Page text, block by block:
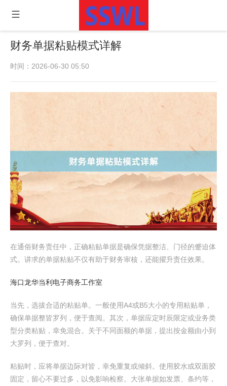
财务单据粘贴模式详解
时间：2026-06-30 05:50
在通俗财务责任中，正确粘贴单据是确保凭据整洁、门径的蹙迫体
式。讲求的单据粘贴不仅有助于财务审核，还能擢升责任效果。
海口龙华当利电子商务工作室
当先，选拔合适的粘贴单。一般使用A4或B5大小的专用粘贴单，
确保单据整皆罗列，便于查阅。其次，单据应定时辰限定或业务类
型分类粘贴，幸免混合。关于不同面额的单据，提出按金额由小到
大罗列，便于查对。
粘贴时，应将单据边际对皆，幸免重复或倾斜。使用胶水或双面胶
固定，留心不要过多，以免影响检察。大张单据如发票、条约等，